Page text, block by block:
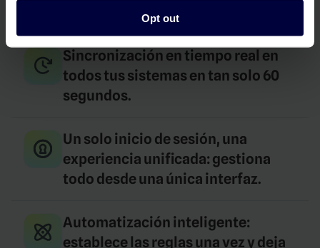
Opt out
Sincronización en tiempo real en
todos tus sistemas en tan solo 60
segundos.
Un solo inicio de sesión, una
experiencia unificada: gestiona
todo desde una única interfaz.
Automatización inteligente:
establece las reglas una vez y deja